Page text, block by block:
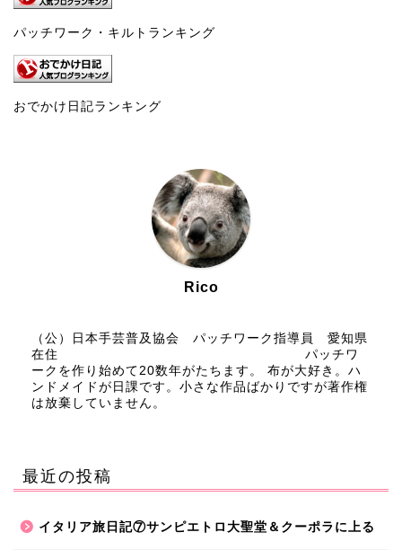
パッチワーク・キルトランキング
おでかけ日記ランキング
Rico
（公）日本手芸普及協会 パッチワーク指導員 愛知県
在住 パッチワ
ークを作り始めて20数年がたちます。 布が大好き。ハ
ンドメイドが日課です。小さな作品ばかりですが著作権
は放棄していません。
最近の投稿
イタリア旅日記⑦サンピエトロ大聖堂＆クーポラに上る